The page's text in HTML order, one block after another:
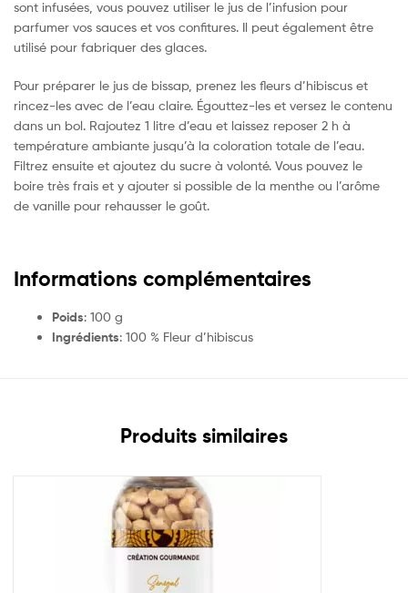
sont infusées, vous pouvez utiliser le jus de l’infusion pour
parfumer vos sauces et vos confitures. Il peut également être
utilisé pour fabriquer des glaces.
Pour préparer le jus de bissap, prenez les fleurs d’hibiscus et
rincez-les avec de l’eau claire. Égouttez-les et versez le contenu
dans un bol. Rajoutez 1 litre d’eau et laissez reposer 2 h à
température ambiante jusqu’à la coloration totale de l’eau.
Filtrez ensuite et ajoutez du sucre à volonté. Vous pouvez le
boire très frais et y ajouter si possible de la menthe ou l’arôme
de vanille pour rehausser le goût.
Informations complémentaires
Poids: 100 g
Ingrédients: 100 % Fleur d’hibiscus
Produits similaires